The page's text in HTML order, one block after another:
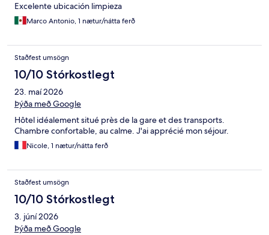
Excelente ubicación limpieza
Marco Antonio, 1 nætur/nátta ferð
Staðfest umsögn
10/10 Stórkostlegt
23. maí 2026
Þýða með Google
Hôtel idéalement situé près de la gare et des transports.
Chambre confortable, au calme. J'ai apprécié mon séjour.
Nicole, 1 nætur/nátta ferð
Staðfest umsögn
10/10 Stórkostlegt
3. júní 2026
Þýða með Google